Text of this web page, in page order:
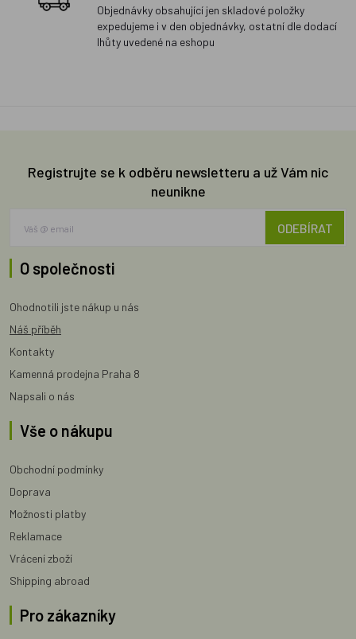
Objednávky obsahující jen skladové položky
expedujeme i v den objednávky, ostatní dle dodací
lhůty uvedené na eshopu
Registrujte se k odběru newsletteru a už Vám nic
neunikne
ODEBÍRAT
O společnosti
Ohodnotili jste nákup u nás
Náš příběh
Kontakty
Kamenná prodejna Praha 8
Napsali o nás
Vše o nákupu
Obchodní podmínky
Doprava
Možnosti platby
Reklamace
Vrácení zboží
Shipping abroad
Pro zákazníky